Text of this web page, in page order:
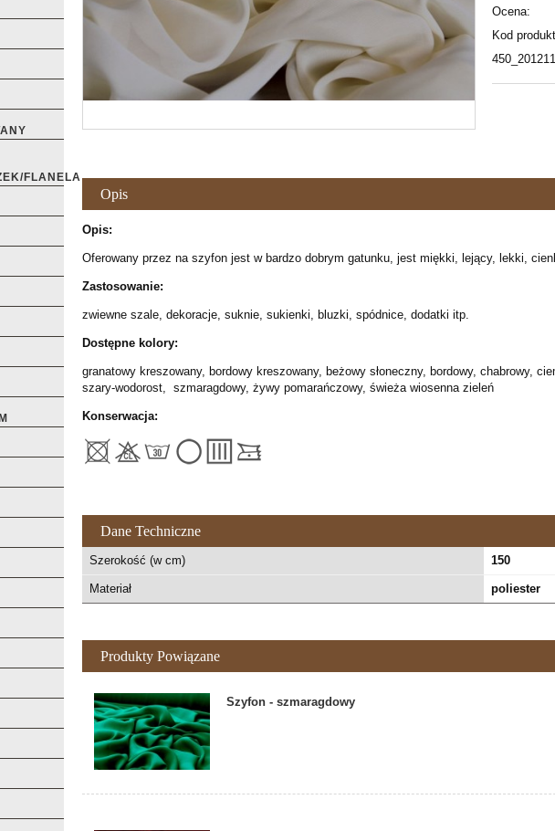
FLANELA
Ocena:
Kod
Opis
Opis:
Oferowany przez na szyfon jest w bardzo dobrym gatunku, jest miękki, lejący, lekki,
Zastosowanie:
zwiewne szale, dekoracje, suknie, sukienki, bluzki, spódnice, dodatki itp.
Dostępne kolory:
granatowy kreszowany, bordowy kreszowany, beżowy słoneczny, bordowy, chabrowy,
szary-wodorost, szmaragdowy, żywy pomarańczowy, świeża wiosenna zieleń
Konserwacja:
Dane Techniczne
Szerokość (w cm) 150
Materiał poliester
Produkty Powiązane
Szyfon - szmaragdowy